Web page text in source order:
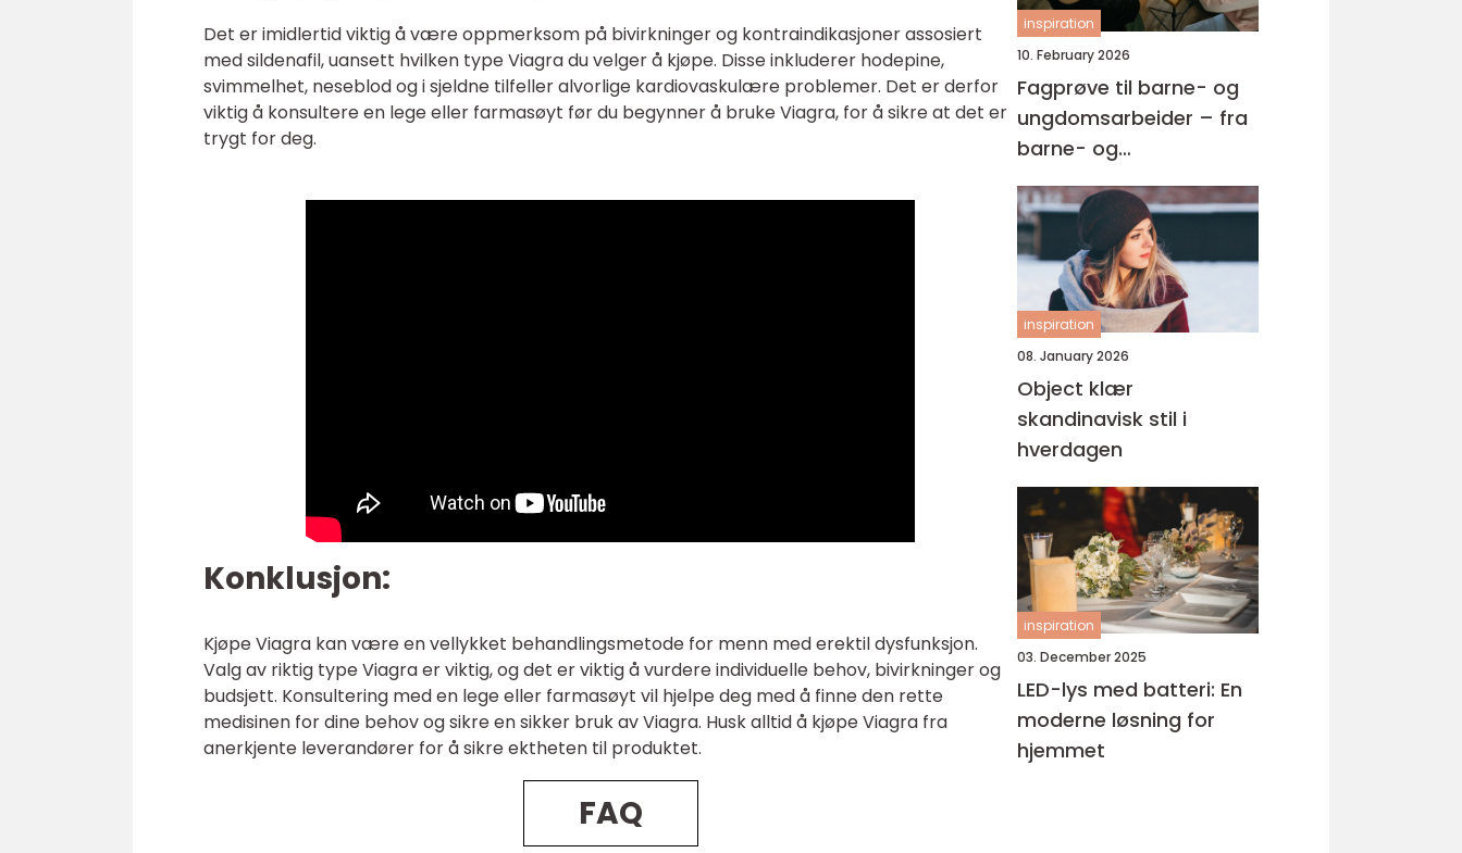
Det er imidlertid viktig å være oppmerksom på bivirkninger og kontraindikasjoner assosiert
med sildenafil, uansett hvilken type Viagra du velger å kjøpe. Disse inkluderer hodepine,
svimmelhet, neseblod og i sjeldne tilfeller alvorlige kardiovaskulære problemer. Det er derfor
viktig å konsultere en lege eller farmasøyt før du begynner å bruke Viagra, for å sikre at det er
trygt for deg.
Konklusjon:
Kjøpe Viagra kan være en vellykket behandlingsmetode for menn med erektil dysfunksjon.
Valg av riktig type Viagra er viktig, og det er viktig å vurdere individuelle behov, bivirkninger og
budsjett. Konsultering med en lege eller farmasøyt vil hjelpe deg med å finne den rette
medisinen for dine behov og sikre en sikker bruk av Viagra. Husk alltid å kjøpe Viagra fra
anerkjente leverandører for å sikre ektheten til produktet.
FAQ
inspiration
10. February 2026
Fagprøve til barne- og
ungdomsarbeider – fra
barne- og
ungdsomarbeiderfaget
VG2 til fagbrev
inspiration
08. January 2026
Object klær
skandinavisk stil i
hverdagen
inspiration
03. December 2025
LED-lys med batteri: En
moderne løsning for
hjemmet